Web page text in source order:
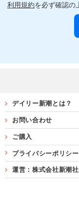
利用規約を必ず確認の
デイリー新潮とは？
お問い合わせ
ご購入
プライバシーポリシー
運営：株式会社新潮社